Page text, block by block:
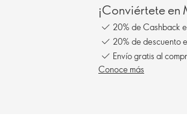
¡Conviértete en
20% de Cashback
20% de descuento
Envío gratis al
Conoce más